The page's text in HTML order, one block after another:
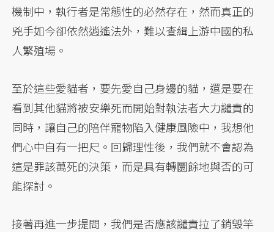
機制中，執行者是常態性的必然存在，然而真正的
兇手如今卻依然逍遙法外，難以查緝上游中國的私
人繁殖場。
至於這些愛貓者，要先愛自己身邊的貓，還是要在
看到其他貓將被安樂死而開始對執法者大力譴責的
同時，讓自己的陪伴寵物陷入健康風險中，我想他
們心中自有一把尺。回歸理性後，我們就不會認為
這是罪該萬死的決策，而是具有轉圜餘地與否的可
能探討。
接著再進一步提問，我們是否應該譴責拉了銷毀竿